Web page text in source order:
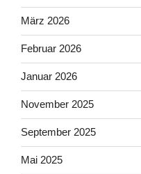
März 2026
Februar 2026
Januar 2026
November 2025
September 2025
Mai 2025